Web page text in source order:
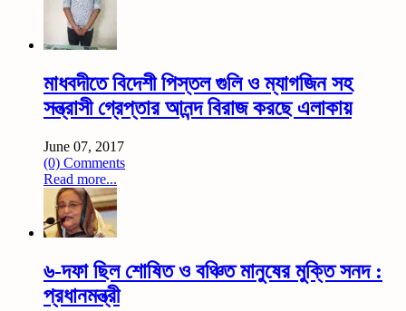
মাধবদীতে বিদেশী পিস্তল গুলি ও ম্যাগজিন সহ
সন্ত্রাসী গ্রেপ্তার আনন্দ বিরাজ করছে এলাকায়
June 07, 2017
(0) Comments
Read more...
৬-দফা ছিল শোষিত ও বঞ্চিত মানুষের মুক্তি সনদ :
প্রধানমন্ত্রী